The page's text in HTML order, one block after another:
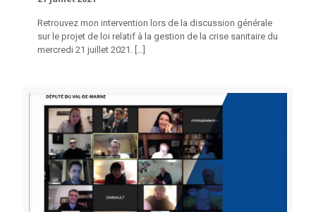
Retrouvez mon intervention lors de la discussion générale
sur le projet de loi relatif à la gestion de la crise sanitaire du
mercredi 21 juillet 2021.